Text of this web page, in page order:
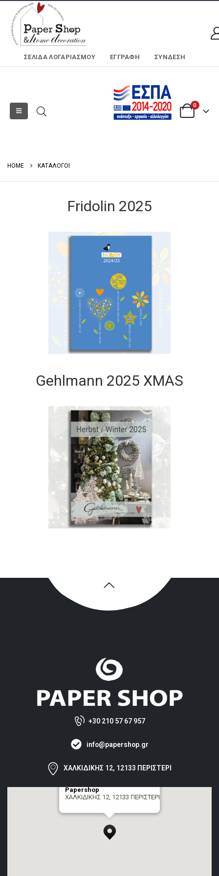
ΣΕΛΊΔΑ ΛΟΓΑΡΙΑΣΜΟΎ ΕΓΓΡΑΦΗ ΣΎΝΔΕΣΗ
0
HOME ΚΑΤΆΛΟΓΟΙ
Fridolin 2025
Gehlmann 2025 XMAS
+30 210 57 67 957
info@papershop.gr
ΧΑΛΚΙΔΙΚΗΣ 12, 12133 ΠΕΡΙΣΤΕΡΙ
Papershop
ΧΑΛΚΙΔΙΚΗΣ 12, 12133 ΠΕΡΙΣΤΕΡΙ